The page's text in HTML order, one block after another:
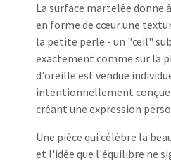
La surface martelée donne
en forme de cœur une
la petite perle - un "œil"
exactement comme sur la
d'oreille est vendue
intentionnellement conçue
créant une expression
Une pièce qui célèbre la
et l'idée que l'équilibre ne